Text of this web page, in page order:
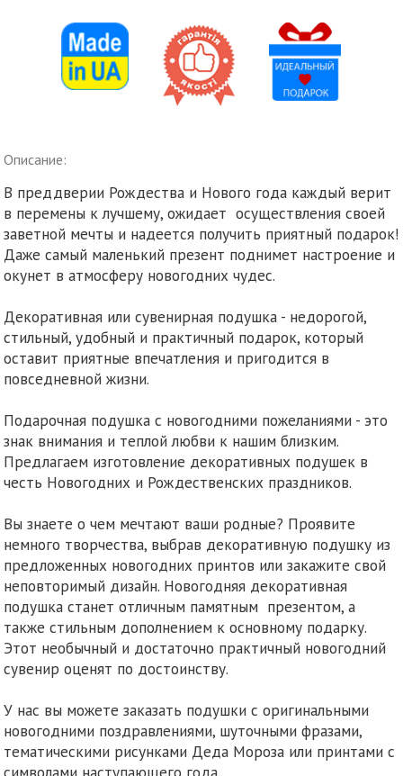
Описание:
В преддверии Рождества и Нового года каждый верит
в перемены к лучшему, ожидает осуществления своей
заветной мечты и надеется получить приятный подарок!
Даже самый маленький презент поднимет настроение и
окунет в атмосферу новогодних чудес.
Декоративная или сувенирная подушка - недорогой,
стильный, удобный и практичный подарок, который
оставит приятные впечатления и пригодится в
повседневной жизни.
Подарочная подушка с новогодними пожеланиями - это
знак внимания и теплой любви к нашим близким.
Предлагаем изготовление декоративных подушек в
честь Новогодних и Рождественских праздников.
Вы знаете о чем мечтают ваши родные? Проявите
немного творчества, выбрав декоративную подушку из
предложенных новогодних принтов или закажите свой
неповторимый дизайн. Новогодняя декоративная
подушка станет отличным памятным презентом, а
также стильным дополнением к основному подарку.
Этот необычный и достаточно практичный новогодний
сувенир оценят по достоинству.
У нас вы можете заказать подушки с оригинальными
новогодними поздравлениями, шуточными фразами,
тематическими рисунками Деда Мороза или принтами с